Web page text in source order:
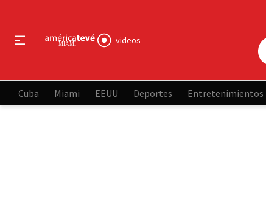
videos
Cuba Miami EEUU Deportes Entretenimientos